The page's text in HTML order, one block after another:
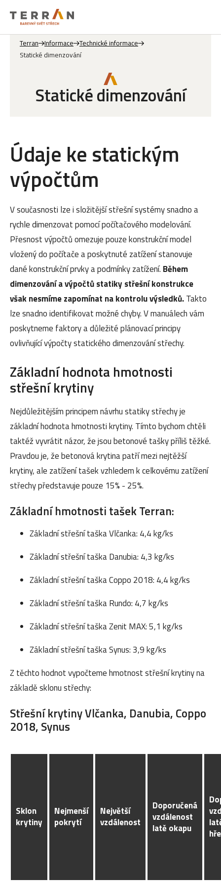
Terran Informace
Technické informace
Statické dimenzování
Statické dimenzování
Údaje ke statickým
výpočtům
V současnosti lze i složitější střešní systémy snadno a
rychle dimenzovat pomocí počítačového modelování.
Přesnost výpočtů omezuje pouze konstrukční model
vložený do počítače a poskytnuté zatížení stanovuje
dané konstrukční prvky a podmínky zatížení. Během
dimenzování a výpočtů statiky střešní konstrukce
však nesmíme zapomínat na kontrolu výsledků.Takto
lze snadno identifikovat možné chyby. V manuálech vám
poskytneme faktory a důležité plánovací principy
ovlivňující výpočty statického dimenzování střechy.
Základní hodnota hmotnosti
střešní krytiny
Nejdůležitějším principem návrhu statiky střechy je
základní hodnota hmotnosti krytiny. Tímto bychom chtěli
taktéž vyvrátit názor, že jsou betonové tašky příliš těžké.
Pravdou je, že betonová krytina patří mezi nejtěžší
krytiny, ale zatížení tašek vzhledem k celkovému zatížení
střechy představuje pouze 15% - 25%.
Základní hmotnosti tašek Terran:
Základní střešní taška Vlčanka: 4,4 kg/ks
Základní střešní taška Danubia: 4,3 kg/ks
Základní střešní taška Coppo 2018: 4,4 kg/ks
Základní střešní taška Rundo: 4,7 kg/ks
Základní střešní taška Zenit MAX: 5,1 kg/ks
Základní střešní taška Synus: 3,9 kg/ks
Z těchto hodnot vypočteme hmotnost střešní krytiny na
základě sklonu střechy:
Střešní krytiny Vlčanka, Danubia, Coppo
2018, Synus
Sklon
krytiny
Nejmenší
pokrytí
Největší
vzdálenost
Doporučená
vzdálenost
latě okapu